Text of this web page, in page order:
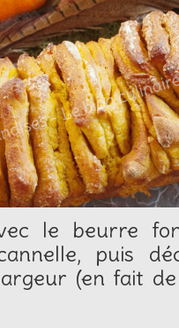
le beurre
puis
(en fait